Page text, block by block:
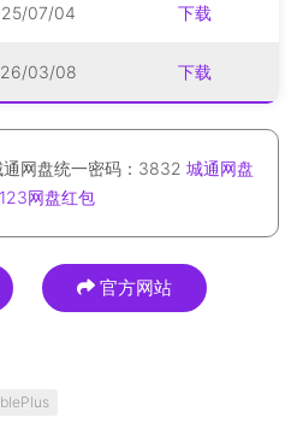
07/04 下载
03/08 下载
网盘统一密码：3832 城通网盘
123网盘红包
官方网站